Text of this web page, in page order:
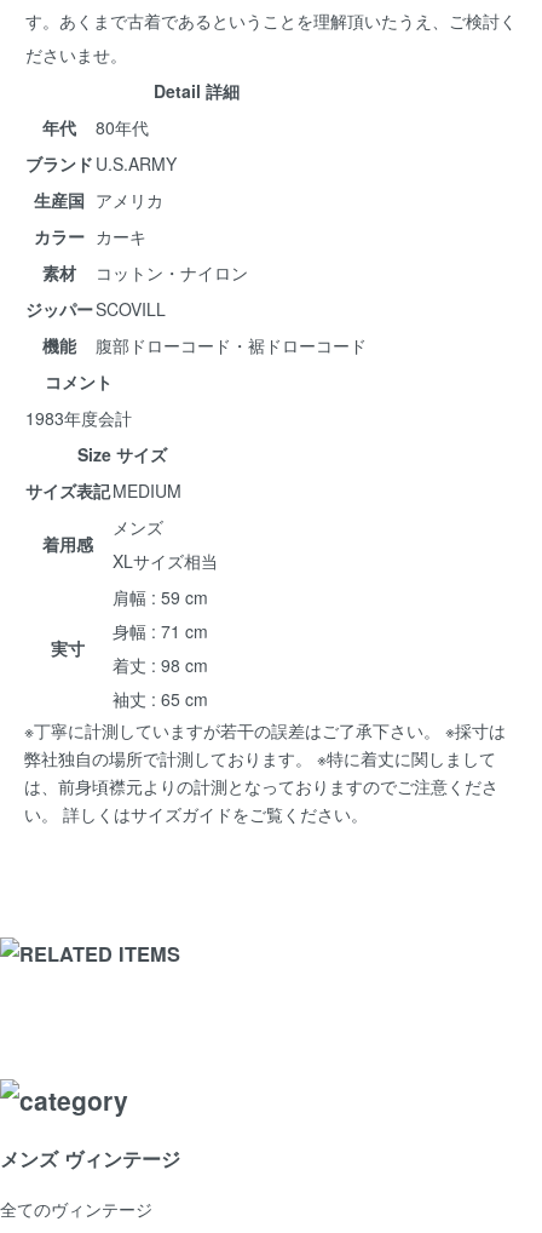
す。あくまで古着であるということを理解頂いたうえ、ご検討く
ださいませ。
Detail 詳細
年代
80年代
ブランド U.S.ARMY
生産国 アメリカ
カラー カーキ
素材
コットン・ナイロン
ジッパーSCOVILL
機能
腹部ドローコード・裾ドローコード
コメント
1983年度会計
Size サイズ
サイズ表記MEDIUM
着用感
メンズ
XLサイズ相当
実寸
肩幅 : 59 cm
身幅 : 71 cm
着丈 : 98 cm
袖丈 : 65 cm
※丁寧に計測していますが若干の誤差はご了承下さい。 ※採寸は
弊社独自の場所で計測しております。 ※特に着丈に関しまして
は、前身頃襟元よりの計測となっておりますのでご注意くださ
い。 詳しくはサイズガイドをご覧ください。
メンズ ヴィンテージ
全てのヴィンテージ